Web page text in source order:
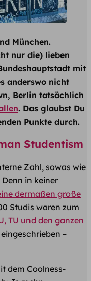
München.
nur die) lieben
mit
anderswo nicht
Berlin tatsächlich
. Das glaubst Du
Punkte durch.
Studentism
Zahl, sowas wie
in keiner
dermaßen große
Studis waren zum
TU und den ganzen
–
dem Coolness-